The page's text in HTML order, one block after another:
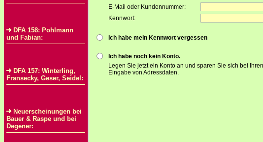
DFA 158: Pohlmann
und Fabian:
DFA 157: Winterling,
Fransecky, Geser, Seidel:
Neuerscheinungen bei
Bauer & Raspe und bei
Degener:
E-Mail oder Kundennummer:
Kennwort:
Ich habe mein Kennwort vergessen
Ich habe noch kein Konto.
Legen Sie jetzt ein Konto an und sparen Sie sich bei
Eingabe von Adressdaten.